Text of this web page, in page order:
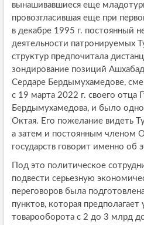
вынашивавшиеся еще
провозгласившая еще при
в декабре 1995 г. постоянный
деятельности патронируемых
структур предпочитала
зондирование позиций
Сердаре Бердымухамедове,
с 19 марта 2022 г. своего отца
Бердымухамедова, и было
Октая. Его пожелание видеть
а затем и постоянным членом
государств говорит именно об
Под это политическое
подвести серьезную
переговоров была
пунктов, которая
товарооборота с 2 до 3 млрд